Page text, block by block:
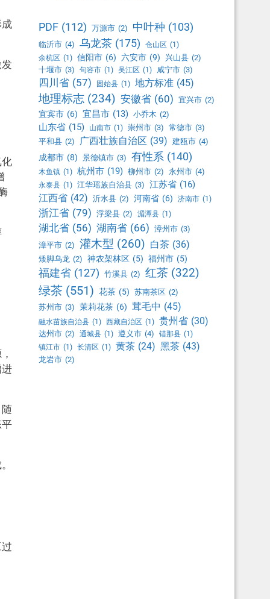
PDF (112) 万源市 (2) 中叶种 (103)
临沂市 (4) 乌龙茶 (175) 仓山区 (1)
余杭区 (1) 信阳市 (6) 六安市 (9) 兴山县 (2)
十堰市 (3) 句容市 (1) 吴江区 (1) 咸宁市 (3)
四川省 (57) 固始县 (1) 地方标准 (45)
地理标志 (234) 安徽省 (60) 宜兴市 (2)
宜宾市 (6) 宜昌市 (13) 小乔木 (2)
山东省 (15) 山南市 (1) 崇州市 (3) 常德市 (3)
平和县 (2) 广西壮族自治区 (39) 建瓯市 (4)
成都市 (8) 景德镇市 (3) 有性系 (140)
木鱼镇 (1) 杭州市 (19) 柳州市 (2) 永州市 (4)
永泰县 (1) 江华瑶族自治县 (3) 江苏省 (16)
江西省 (42) 沂水县 (2) 河南省 (6) 济南市 (1)
浙江省 (79) 浮梁县 (2) 湄潭县 (1)
湖北省 (56) 湖南省 (66) 漳州市 (3)
漳平市 (2) 灌木型 (260) 白茶 (36)
矮脚乌龙 (2) 神农架林区 (5) 福州市 (5)
福建省 (127) 竹溪县 (2) 红茶 (322)
绿茶 (551) 花茶 (5) 苏南茶区 (2)
苏州市 (3) 茉莉花茶 (6) 茸毛中 (45)
融水苗族自治县 (1) 西藏自治区 (1) 贵州省 (30)
达州市 (2) 通城县 (1) 遵义市 (4) 错那县 (1)
镇江市 (1) 长清区 (1) 黄茶 (24) 黑茶 (43)
龙岩市 (2)